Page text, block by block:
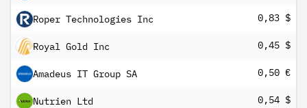
Roper Technologies Inc 0,83 $
Royal Gold Inc 0,45 $
Amadeus IT Group SA 0,50 €
Nutrien Ltd 0,54 $